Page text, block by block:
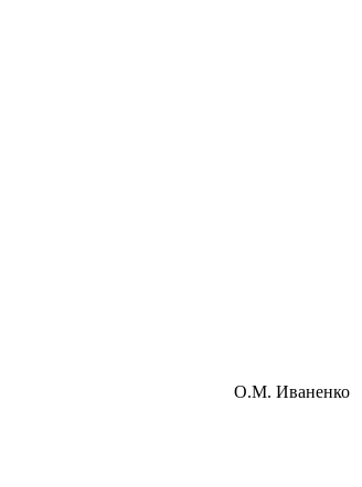
О.М. Иваненко